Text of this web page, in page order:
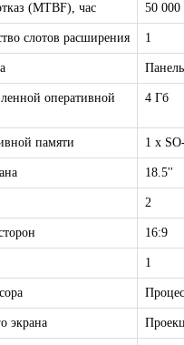
(MTBF), час 50 000
слотов расширения 1
оперативной
4 Гб
памяти 1 x
18.5''
2
16:9
1
экрана